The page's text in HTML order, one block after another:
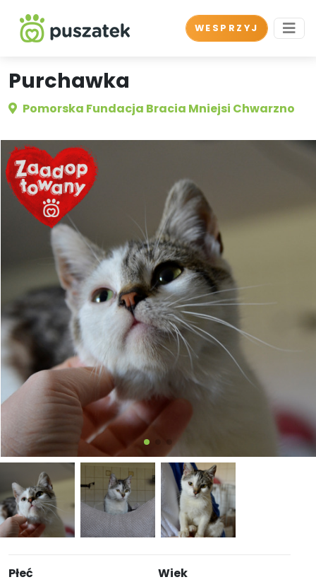
WESPRZYJ
Purchawka
Pomorska Fundacja Bracia Mniejsi Chwarzno
Płeć Wiek